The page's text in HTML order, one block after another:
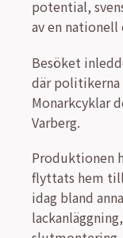
potential,
av en
Besöket
där politikerna
Monarkcyklar
Varberg.
Produktionen
flyttats hem
idag bland